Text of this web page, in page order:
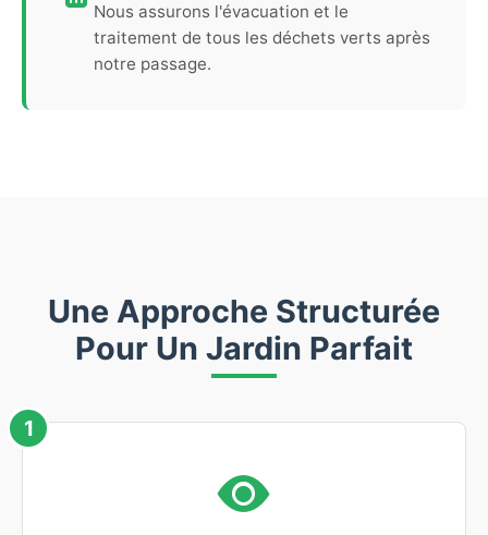
Nous assurons l'évacuation et le
traitement de tous les déchets verts après
notre passage.
Une Approche Structurée
Pour Un Jardin Parfait
1